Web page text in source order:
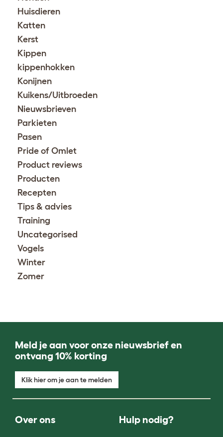
Huisdieren
Katten
Kerst
Kippen
kippenhokken
Konijnen
Kuikens/Uitbroeden
Nieuwsbrieven
Parkieten
Pasen
Pride of Omlet
Product reviews
Producten
Recepten
Tips & advies
Training
Uncategorised
Vogels
Winter
Zomer
Meld je aan voor onze nieuwsbrief en
ontvang 10% korting
Klik hier om je aan te melden
Over ons Hulp nodig?